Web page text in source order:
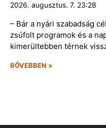
2026. augusztus. 7. 23:28
– Bár a nyári szabadság
zsúfolt programok és a
kimerültebben térnek
BŐVEBBEN »